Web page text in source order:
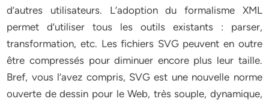
d’autres utilisateurs. L’adoption du formalisme XML
permet d’utiliser tous les outils existants : parser,
transformation, etc. Les fichiers SVG peuvent en outre
être compressés pour diminuer encore plus leur taille.
Bref, vous l’avez compris, SVG est une nouvelle norme
ouverte de dessin pour le Web, très souple, dynamique,